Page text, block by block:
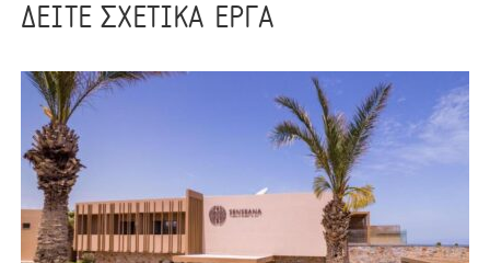
ΔΕΙΤΕ ΣΧΕΤΙΚΑ ΕΡΓΑ